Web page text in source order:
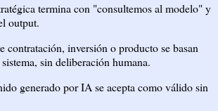
termina con "consultemos al modelo" y
output.
contratación, inversión o producto se basan
sin deliberación humana.
generado por IA se acepta como válido sin